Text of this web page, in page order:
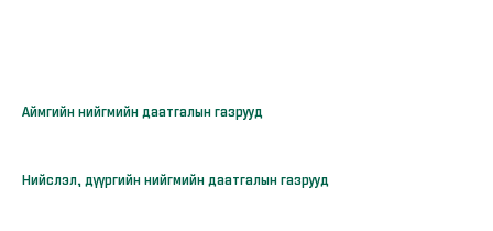
Аймгийн нийгмийн даатгалын газрууд
Нийслэл, дүүргийн нийгмийн даатгалын газрууд